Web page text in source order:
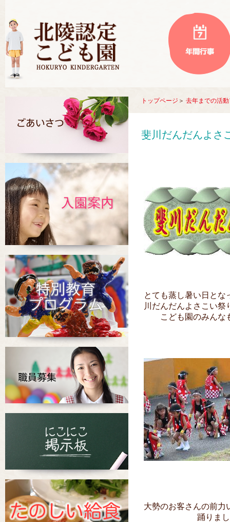
トップページ ＞ 去年までの活
斐川だんだんよさ
とても蒸し暑い日とな
川だんだんよさこい祭
こども園のみんな
大勢のお客さんの前力
踊りま